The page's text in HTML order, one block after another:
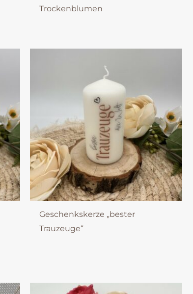
Trockenblumen
Geschenkskerze „bester
Trauzeuge“